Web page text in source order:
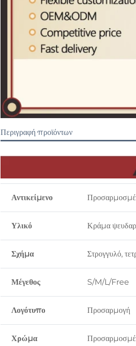
Περιγραφή προϊόντων
Αντικείμενο
Υλικό Κράμα
Σχήμα Στρογγυλό,
Μέγεθος S/M/L/Free
Λογότυπο Προσαρμογή
Χρώμα